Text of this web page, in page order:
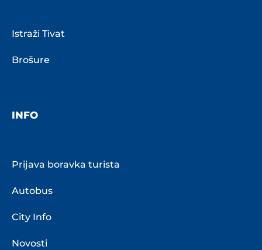
Istraži Tivat
Brošure
INFO
Prijava boravka turista
Autobus
City Info
Novosti